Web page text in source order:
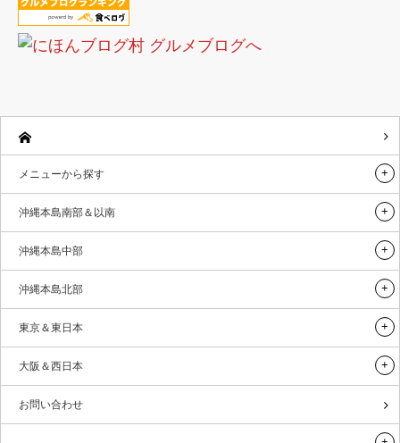
メニューから探す
沖縄本島南部＆以南
沖縄本島中部
沖縄本島北部
東京＆東日本
大阪＆西日本
お問い合わせ